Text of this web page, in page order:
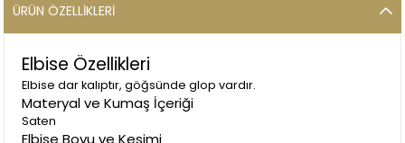
**** ****
14 Eylül 2025
Elbisemle aşk yaşadım❤️ hızlı kargo ürün kalitesi mükemmel
teşekkür ederim🙏🏻
ÜRÜN ÖZELLIKLERI
Elbise Özellikleri
Elbise dar kalıptır, göğsünde glop vardır.
Materyal ve Kumaş İçeriği
Saten